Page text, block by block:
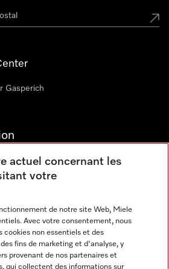
Gasperich
actuel concernant les
votre
de notre site Web, Miele
Avec votre consentement, nous
cookies non essentiels et des
fins de marketing et d'analyse, y
provenant de nos partenaires et
qui collectent des informations sur